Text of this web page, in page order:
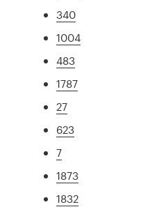
340
1004
483
1787
27
623
7
1873
1832